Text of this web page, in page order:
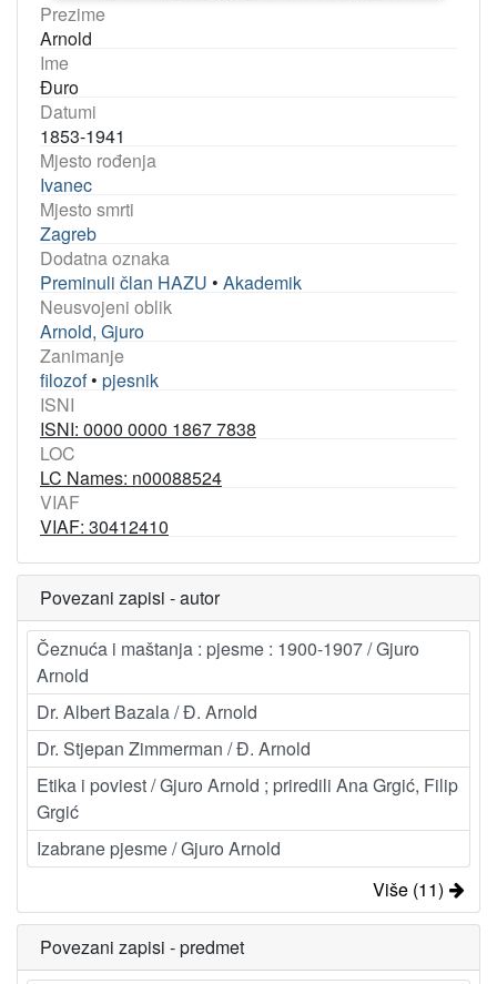
Prezime
Arnold
Ime
Đuro
Datumi
1853-1941
Mjesto rođenja
Ivanec
Mjesto smrti
Zagreb
Dodatna oznaka
Preminuli član HAZU • Akademik
Neusvojeni oblik
Arnold, Gjuro
Zanimanje
filozof• pjesnik
ISNI
ISNI: 0000 0000 1867 7838
LOC
LC Names: n00088524
VIAF
VIAF: 30412410
Povezani zapisi - autor
Čeznuća i maštanja : pjesme : 1900-1907 / Gjuro
Arnold
Dr. Albert Bazala / Đ. Arnold
Dr. Stjepan Zimmerman / Đ. Arnold
Etika i poviest / Gjuro Arnold ; priredili Ana Grgić, Filip
Grgić
Izabrane pjesme / Gjuro Arnold
Više (11)
Povezani zapisi - predmet